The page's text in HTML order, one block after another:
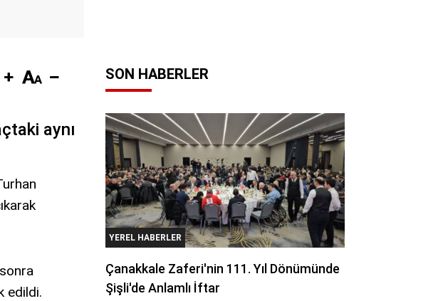
aynı
edildi.
SON HABERLER
YEREL HABERLER
Çanakkale Zaferi'nin 111. Yıl Dönümünde
Şişli'de Anlamlı İftar